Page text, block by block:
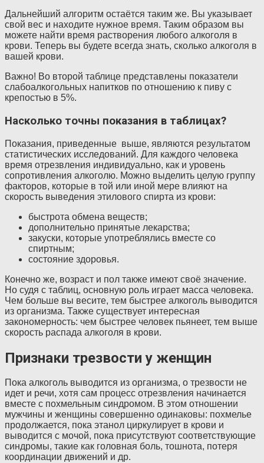
Дальнейший алгоритм остаётся таким же. Вы указывает
свой вес и находите нужное время. Таким образом вы
можете найти время растворения любого алкоголя в
крови. Теперь вы будете всегда знать, сколько алкоголя в
вашей крови.
Важно! Во второй таблице представлены показатели
слабоалкогольных напитков по отношению к пиву с
крепостью в 5%.
Насколько точны показания в таблицах?
Показания, приведенные выше, являются результатом
статистических исследований. Для каждого человека
время отрезвления индивидуально, как и уровень
сопротивления алкоголю. Можно выделить целую группу
факторов, которые в той или иной мере влияют на
скорость выведения этилового спирта из крови:
быстрота обмена веществ;
дополнительно принятые лекарства;
закуски, которые употреблялись вместе со
спиртным;
состояние здоровья.
Конечно же, возраст и пол также имеют своё значение.
Но судя с таблиц, основную роль играет масса человека.
Чем больше вы весите, тем быстрее алкоголь выводится
из организма. Также существует интересная
закономерность: чем быстрее человек пьянеет, тем выше
скорость распада алкоголя в крови.
Признаки трезвости у женщин
Пока алкоголь выводится из организма, о трезвости не
идет и речи, хотя сам процесс отрезвления начинается
вместе с похмельным синдромом. В этом отношении
мужчины и женщины совершенно одинаковы: похмелье
продолжается, пока этанол циркулирует в крови и
выводится с мочой, пока присутствуют соответствующие
синдромы, такие как головная боль, тошнота, потеря
координации движений и др.